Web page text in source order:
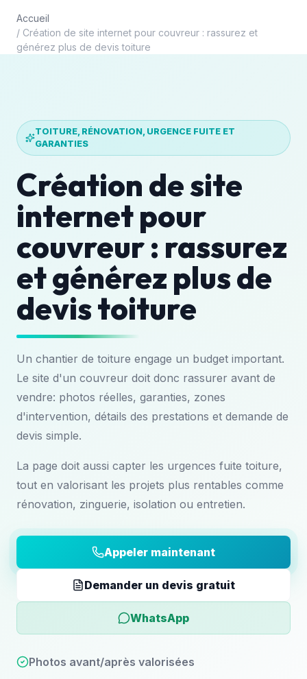
Accueil
/ Création de site internet pour couvreur : rassurez et
générez plus de devis toiture
TOITURE, RÉNOVATION, URGENCE FUITE ET
GARANTIES
Création de site
internet pour
couvreur : rassurez
et générez plus de
devis toiture
Un chantier de toiture engage un budget important.
Le site d'un couvreur doit donc rassurer avant de
vendre: photos réelles, garanties, zones
d'intervention, détails des prestations et demande de
devis simple.
La page doit aussi capter les urgences fuite toiture,
tout en valorisant les projets plus rentables comme
rénovation, zinguerie, isolation ou entretien.
Appeler maintenant
Demander un devis gratuit
WhatsApp
Photos avant/après valorisées